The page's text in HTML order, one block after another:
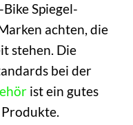
Spiegel-
achten, die
stehen. Die
bei der
ist ein gutes